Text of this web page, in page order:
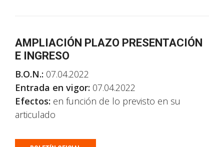
AMPLIACIÓN PLAZO PRESENTACIÓN
E INGRESO
B.O.N.: 07.04.2022
Entrada en vigor: 07.04.2022
Efectos: en función de lo previsto en su
articulado